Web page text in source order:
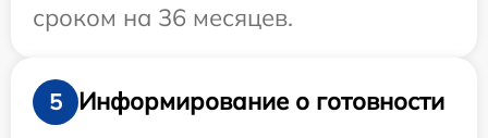
сроком на 36 месяцев.
5
Информирование о готовности